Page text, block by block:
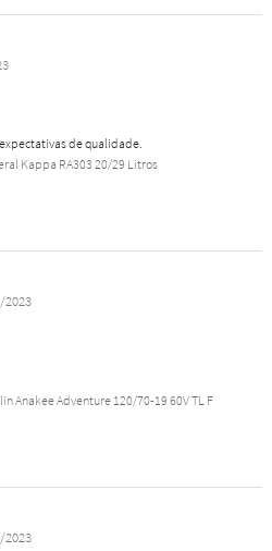
de qualidade.
Kappa RA303 20/29 Litros
2023
Anakee Adventure 120/70-19 60V TL F
2023